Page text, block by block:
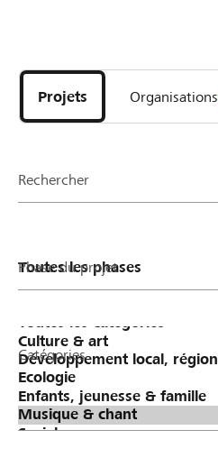
DE FR IT
les
projets
et
la
Projets Organisations
Rechercher
Phase du projet
Catégories